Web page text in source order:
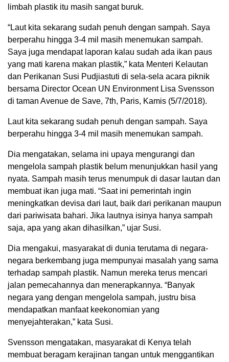
limbah plastik itu masih sangat buruk.
“Laut kita sekarang sudah penuh dengan sampah. Saya
berperahu hingga 3-4 mil masih menemukan sampah.
Saya juga mendapat laporan kalau sudah ada ikan paus
yang mati karena makan plastik,” kata Menteri Kelautan
dan Perikanan Susi Pudjiastuti di sela-sela acara piknik
bersama Director Ocean UN Environment Lisa Svensson
di taman Avenue de Save, 7th, Paris, Kamis (5/7/2018).
Laut kita sekarang sudah penuh dengan sampah. Saya
berperahu hingga 3-4 mil masih menemukan sampah.
Dia mengatakan, selama ini upaya mengurangi dan
mengelola sampah plastik belum menunjukkan hasil yang
nyata. Sampah masih terus menumpuk di dasar lautan dan
membuat ikan juga mati. “Saat ini pemerintah ingin
meningkatkan devisa dari laut, baik dari perikanan maupun
dari pariwisata bahari. Jika lautnya isinya hanya sampah
saja, apa yang akan dihasilkan,” ujar Susi.
Dia mengakui, masyarakat di dunia terutama di negara-
negara berkembang juga mempunyai masalah yang sama
terhadap sampah plastik. Namun mereka terus mencari
jalan pemecahannya dan menerapkannya. “Banyak
negara yang dengan mengelola sampah, justru bisa
mendapatkan manfaat keekonomian yang
menyejahterakan,” kata Susi.
Svensson mengatakan, masyarakat di Kenya telah
membuat beragam kerajinan tangan untuk menggantikan